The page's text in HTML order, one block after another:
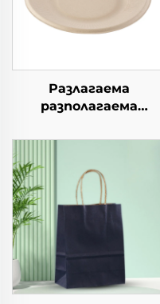
Разлагаема
разполагаема
салата, чашки за
закуски, суши, пица,
хляб, сладоледи,
шоколад, бургери - за
кейтеринг и